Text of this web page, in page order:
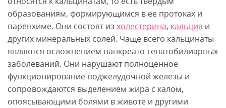
образованиям, формирующимся в ее протоках и
паренхиме. Они состоят из холестерина, кальция и
других минеральных солей. Чаще всего кальцинаты
являются осложнением панкреато-гепатобилиарных
заболеваний. Они нарушают полноценное
функционирование поджелудочной железы и
сопровождаются выделением жира с калом,
опоясывающими болями в животе и другими